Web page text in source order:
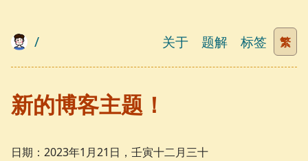
/ 关于 题解 标签 繁
新的博客主题！
日期： 2023年1月21日，壬寅十二月三十